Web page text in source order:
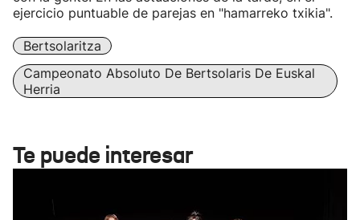
ejercicio puntuable de parejas en "hamarreko txikia".
Bertsolaritza
Campeonato Absoluto De Bertsolaris De Euskal
Herria
Te puede interesar